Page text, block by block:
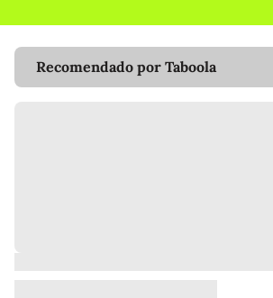
Recomendado por Taboola